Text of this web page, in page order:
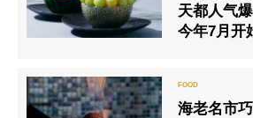
天都人气
今年7月开
海老名市